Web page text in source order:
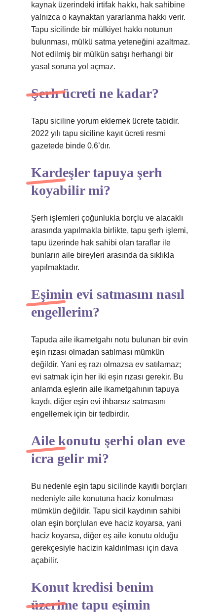
kaynak üzerindeki irtifak hakkı, hak sahibine
yalnızca o kaynaktan yararlanma hakkı verir.
Tapu sicilinde bir mülkiyet hakkı notunun
bulunması, mülkü satma yeteneğini azaltmaz.
Not edilmiş bir mülkün satışı herhangi bir
yasal soruna yol açmaz.
Şerh ücreti ne kadar?
Tapu siciline yorum eklemek ücrete tabidir.
2022 yılı tapu siciline kayıt ücreti resmi
gazetede binde 0,6’dır.
Kardeşler tapuya şerh
koyabilir mi?
Şerh işlemleri çoğunlukla borçlu ve alacaklı
arasında yapılmakla birlikte, tapu şerh işlemi,
tapu üzerinde hak sahibi olan taraflar ile
bunların aile bireyleri arasında da sıklıkla
yapılmaktadır.
Eşimin evi satmasını nasıl
engellerim?
Tapuda aile ikametgahı notu bulunan bir evin
eşin rızası olmadan satılması mümkün
değildir. Yani eş razı olmazsa ev satılamaz;
evi satmak için her iki eşin rızası gerekir. Bu
anlamda eşlerin aile ikametgahının tapuya
kaydı, diğer eşin evi ihbarsız satmasını
engellemek için bir tedbirdir.
Aile konutu şerhi olan eve
icra gelir mi?
Bu nedenle eşin tapu sicilinde kayıtlı borçları
nedeniyle aile konutuna haciz konulması
mümkün değildir. Tapu sicil kaydının sahibi
olan eşin borçluları eve haciz koyarsa, yani
haciz koyarsa, diğer eş aile konutu olduğu
gerekçesiyle hacizin kaldırılması için dava
açabilir.
Konut kredisi benim
üzerime tapu eşimin